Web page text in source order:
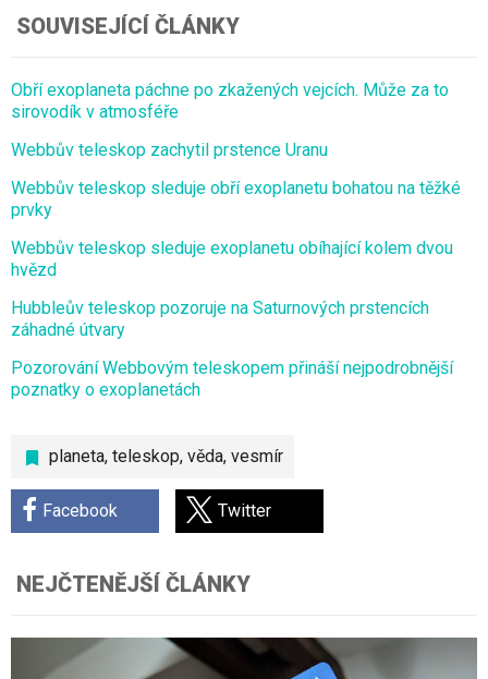
planeta, teleskop, věda, vesmír
Facebook Twitter
SOUVISEJÍCÍ ČLÁNKY
Obří exoplaneta páchne po zkažených vejcích. Může za to
sirovodík v atmosféře
Webbův teleskop zachytil prstence Uranu
Webbův teleskop sleduje obří exoplanetu bohatou na těžké
prvky
Webbův teleskop sleduje exoplanetu obíhající kolem dvou
hvězd
Hubbleův teleskop pozoruje na Saturnových prstencích
záhadné útvary
Pozorování Webbovým teleskopem přináší nejpodrobnější
poznatky o exoplanetách
NEJČTENĚJŠÍ ČLÁNKY